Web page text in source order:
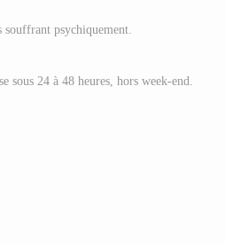
psychiquement.
sous 24 à 48 heures, hors week-end.